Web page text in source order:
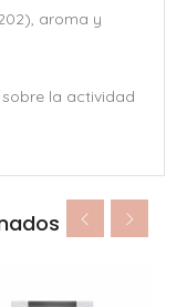
aroma y
la actividad